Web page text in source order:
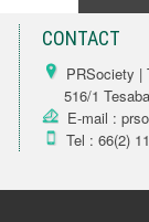
CONTACT
PRSociety |
516/1
E-mail :
Tel : 66(2)